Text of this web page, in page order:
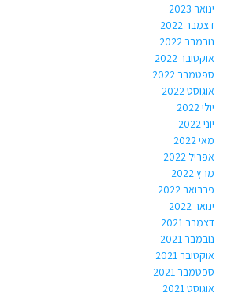
ינואר 2023
דצמבר 2022
נובמבר 2022
אוקטובר 2022
ספטמבר 2022
אוגוסט 2022
יולי 2022
יוני 2022
מאי 2022
אפריל 2022
מרץ 2022
פברואר 2022
ינואר 2022
דצמבר 2021
נובמבר 2021
אוקטובר 2021
ספטמבר 2021
אוגוסט 2021